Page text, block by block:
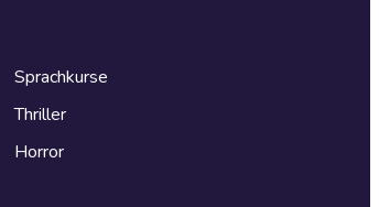
Sprachkurse
Thriller
Horror